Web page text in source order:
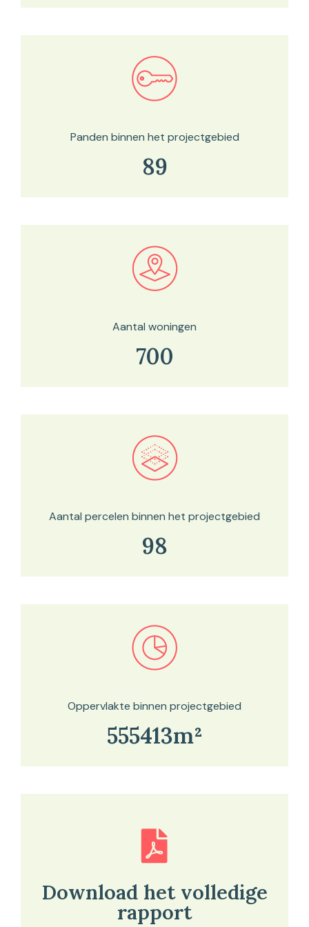
Bekijk in onze kaartviewer
Panden binnen het projectgebied
89
Bekijk in onze kaartviewer
Aantal woningen
700
Bekijk in onze kaartviewer
Aantal percelen binnen het projectgebied
98
Bekijk in onze kaartviewer
Oppervlakte binnen projectgebied
555413m²
Download het volledige
rapport